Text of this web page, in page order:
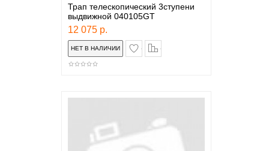
Трап телескопический 3ступени
выдвижной 040105GТ
12 075 р.
в закладки